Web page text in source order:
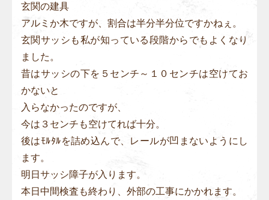
玄関の建具
アルミか木ですが、割合は半分半分位ですかねぇ。
玄関サッシも私が知っている段階からでもよくなり
ました。
昔はサッシの下を５センチ～１０センチは空けてお
かないと
入らなかったのですが、
今は３センチも空けてれば十分。
後はﾓﾙﾀﾙを詰め込んで、レールが凹まないようにし
ます。
明日サッシ障子が入ります。
本日中間検査も終わり、外部の工事にかかれます。